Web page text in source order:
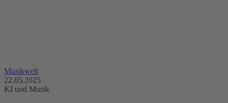
Musikwelt
22.05.2025
KI und Musik